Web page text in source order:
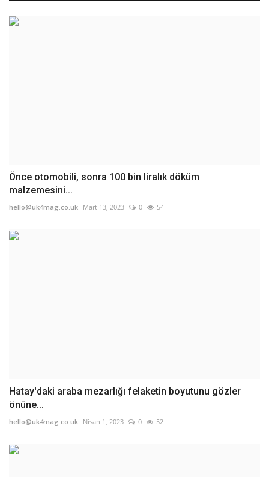
Önce otomobili, sonra 100 bin liralık döküm
malzemesini...
hello@uk4mag.co.uk Mart 13, 2023 0 54
Hatay'daki araba mezarlığı felaketin boyutunu gözler
önüne...
hello@uk4mag.co.uk Nisan 1, 2023 0 52